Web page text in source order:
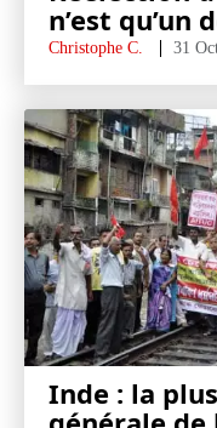
n’est qu’un
Christophe C. 31
Inde : la